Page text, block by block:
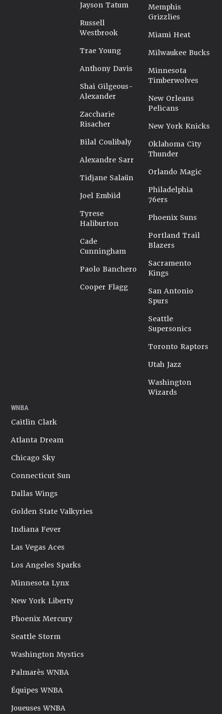
Jayson Tatum
Russell
Westbrook
Trae Young
Anthony Davis
Shai Gilgeous-
Alexander
Zaccharie
Risacher
Bilal Coulibaly
Alexandre Sarr
Tidjane Salaün
Joel Embiid
Tyrese
Haliburton
Cade
Cunningham
Paolo Banchero
Cooper Flagg
Memphis
Grizzlies
Miami Heat
Milwaukee Bucks
Minnesota
Timberwolves
New Orleans
Pelicans
New York Knicks
Oklahoma City
Thunder
Orlando Magic
Philadelphia
76ers
Phoenix Suns
Portland Trail
Blazers
Sacramento
Kings
San Antonio
Spurs
Seattle
Supersonics
Toronto Raptors
Utah Jazz
Washington
Wizards
WNBA
Caitlin Clark
Atlanta Dream
Chicago Sky
Connecticut Sun
Dallas Wings
Golden State Valkyries
Indiana Fever
Las Vegas Aces
Los Angeles Sparks
Minnesota Lynx
New York Liberty
Phoenix Mercury
Seattle Storm
Washington Mystics
Palmarès WNBA
Équipes WNBA
Joueuses WNBA